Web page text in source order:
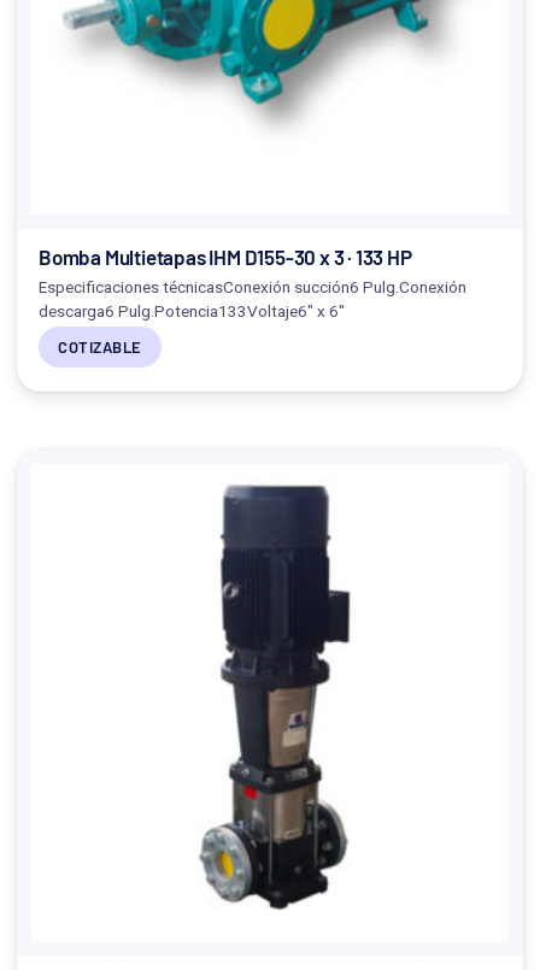
Bomba Multietapas IHM D155-30 x 3 · 133 HP
Especificaciones técnicasConexión succión6 Pulg.Conexión
descarga6 Pulg.Potencia133Voltaje6" x 6"
COTIZABLE